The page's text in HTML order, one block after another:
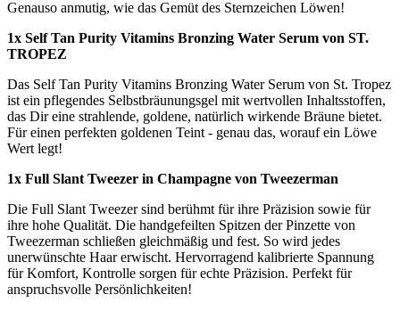
Genauso anmutig, wie das Gemüt des Sternzeichen Löwen!
1x Self Tan Purity Vitamins Bronzing Water Serum von ST.
TROPEZ
Das Self Tan Purity Vitamins Bronzing Water Serum von St. Tropez
ist ein pflegendes Selbstbräunungsgel mit wertvollen Inhaltsstoffen,
das Dir eine strahlende, goldene, natürlich wirkende Bräune bietet.
Für einen perfekten goldenen Teint - genau das, worauf ein Löwe
Wert legt!
1x Full Slant Tweezer in Champagne von Tweezerman
Die Full Slant Tweezer sind berühmt für ihre Präzision sowie für
ihre hohe Qualität. Die handgefeilten Spitzen der Pinzette von
Tweezerman schließen gleichmäßig und fest. So wird jedes
unerwünschte Haar erwischt. Hervorragend kalibrierte Spannung
für Komfort, Kontrolle sorgen für echte Präzision. Perfekt für
anspruchsvolle Persönlichkeiten!